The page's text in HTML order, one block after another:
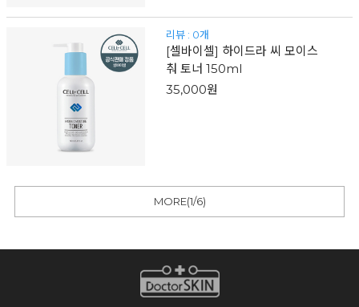
리뷰 : 0개
[셀바이셀] 하이드라 씨 모이스
춰 토너 150ml
35,000원
MORE(1/6)